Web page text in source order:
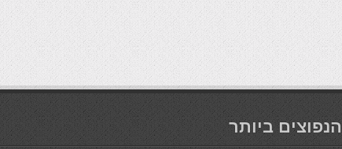
мостбет кг
הנפוצים ביותר